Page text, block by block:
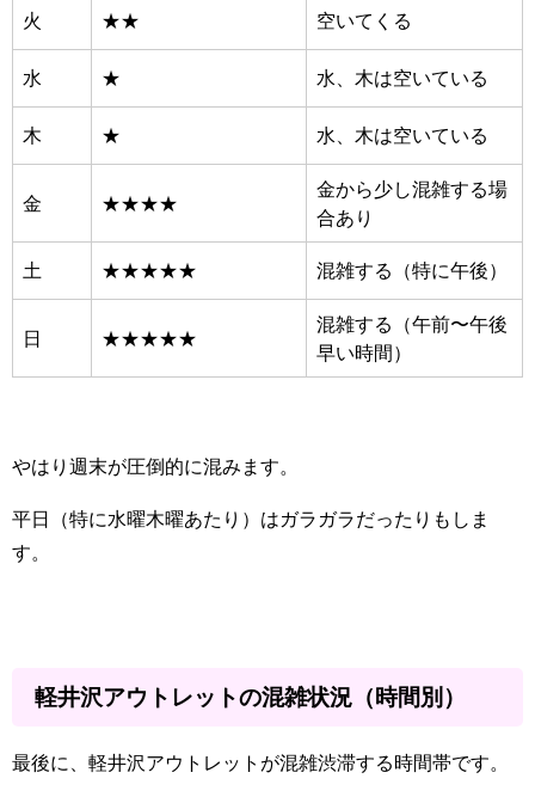
火 ★★ 空いてくる
水 ★ 水、木は空いている
木 ★ 水、木は空いている
金 ★★★★
金から少し混雑する場
合あり
土 ★★★★★ 混雑する（特に午後）
日 ★★★★★
混雑する（午前〜午後
早い時間）
やはり週末が圧倒的に混みます。
平日（特に水曜木曜あたり）はガラガラだったりもしま
す。
軽井沢アウトレットの混雑状況（時間別）
最後に、軽井沢アウトレットが混雑渋滞する時間帯です。